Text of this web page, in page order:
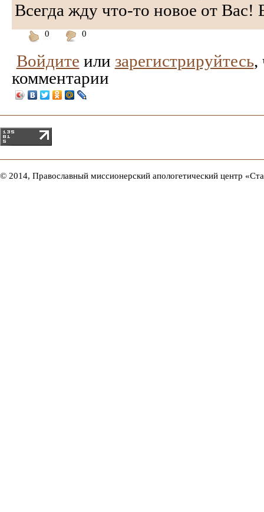
Всегда жду что-то новое от Вас!
0
понравилось
0
Войдите или зарегистрируйтесь,
комментарии
© 2014, Православный миссионерский апологетический центр